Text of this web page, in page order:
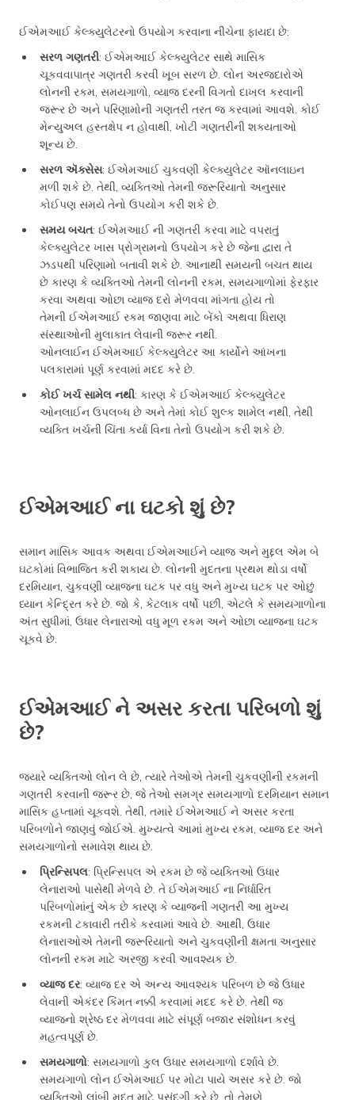
ઈએમઆઈ કેલ્ક્યુલેટરનો ઉપયોગ કરવાના નીચેના ફાયદા છે:
સરળ ગણતરી: ઈએમઆઈ કેલ્ક્યુલેટર સાથે માસિક
ચૂકવવાપાત્ર ગણતરી કરવી ખૂબ સરળ છે. લોન અરજદારોએ
લોનની રકમ, સમયગાળો, વ્યાજ દરની વિગતો દાખલ કરવાની
જરૂર છે અને પરિણામોની ગણતરી તરત જ કરવામાં આવશે. કોઈ
મેન્યુઅલ હસ્તક્ષેપ ન હોવાથી, ખોટી ગણતરીની શક્યતાઓ
શૂન્ય છે.
સરળ ઍક્સેસ: ઈએમઆઈ ચુકવણી કેલ્ક્યુલેટર ઑનલાઇન
મળી શકે છે. તેથી, વ્યક્તિઓ તેમની જરૂરિયાતો અનુસાર
કોઈપણ સમયે તેનો ઉપયોગ કરી શકે છે.
સમય બચત: ઈએમઆઈ ની ગણતરી કરવા માટે વપરાતું
કેલ્ક્યુલેટર ખાસ પ્રોગ્રામનો ઉપયોગ કરે છે જેના દ્વારા તે
ઝડપથી પરિણામો બતાવી શકે છે. આનાથી સમયની બચત થાય
છે કારણ કે વ્યક્તિઓ તેમની લોનની રકમ, સમયગાળોમાં ફેરફાર
કરવા અથવા ઓછા વ્યાજ દરો મેળવવા માંગતા હોય તો
તેમની ઈએમઆઈ રકમ જાણવા માટે બેંકો અથવા ધિરાણ
સંસ્થાઓની મુલાકાત લેવાની જરૂર નથી.
ઓનલાઈન ઈએમઆઈ કેલ્ક્યુલેટર આ કાર્યોને આંખના
પલકારામાં પૂર્ણ કરવામાં મદદ કરે છે.
કોઈ ખર્ચ સામેલ નથી: કારણ કે ઈએમઆઈ કેલ્ક્યુલેટર
ઓનલાઈન ઉપલબ્ધ છે અને તેમાં કોઈ શુલ્ક શામેલ નથી, તેથી
વ્યક્તિ ખર્ચની ચિંતા કર્યા વિના તેનો ઉપયોગ કરી શકે છે.
ઈએમઆઈ ના ઘટકો શું છે?
સમાન માસિક આવક અથવા ઈએમઆઈને વ્યાજ અને મુદ્દલ એમ બે
ઘટકોમાં વિભાજિત કરી શકાય છે. લોનની મુદતના પ્રથમ થોડા વર્ષો
દરમિયાન, ચુકવણી વ્યાજના ઘટક પર વધુ અને મુખ્ય ઘટક પર ઓછું
ધ્યાન કેન્દ્રિત કરે છે. જો કે, કેટલાક વર્ષો પછી, એટલે કે સમયગાળોના
અંત સુધીમાં, ઉધાર લેનારાઓ વધુ મૂળ રકમ અને ઓછા વ્યાજના ઘટક
ચૂકવે છે.
ઈએમઆઈ ને અસર કરતા પરિબળો શું
છે?
જ્યારે વ્યક્તિઓ લોન લે છે, ત્યારે તેઓએ તેમની ચુકવણીની રકમની
ગણતરી કરવાની જરૂર છે, જે તેઓ સમગ્ર સમયગાળો દરમિયાન સમાન
માસિક હપ્તામાં ચૂકવશે. તેથી, તમારે ઈએમઆઈ ને અસર કરતા
પરિબળોને જાણવું જોઈએ. મુખ્યત્વે આમાં મુખ્ય રકમ, વ્યાજ દર અને
સમયગાળોનો સમાવેશ થાય છે.
પ્રિન્સિપલ: પ્રિન્સિપલ એ રકમ છે જે વ્યક્તિઓ ઉધાર
લેનારાઓ પાસેથી મેળવે છે. તે ઈએમઆઈ ના નિર્ધારિત
પરિબળોમાંનું એક છે કારણ કે વ્યાજની ગણતરી આ મુખ્ય
રકમની ટકાવારી તરીકે કરવામાં આવે છે. આથી, ઉધાર
લેનારાઓએ તેમની જરૂરિયાતો અને ચુકવણીની ક્ષમતા અનુસાર
લોનની રકમ માટે અરજી કરવી આવશ્યક છે.
વ્યાજ દર: વ્યાજ દર એ અન્ય આવશ્યક પરિબળ છે જે ઉધાર
લેવાની એકંદર કિંમત નક્કી કરવામાં મદદ કરે છે. તેથી જ
વ્યાજનો શ્રેષ્ઠ દર મેળવવા માટે સંપૂર્ણ બજાર સંશોધન કરવું
મહત્વપૂર્ણ છે.
સમયગાળો: સમયગાળો કુલ ઉધાર સમયગાળો દર્શાવે છે.
સમયગાળો લોન ઈએમઆઈ પર મોટા પાયે અસર કરે છે. જો
વ્યક્તિઓ લાંબી મુદત માટે પસંદગી કરે છે, તો તેમણે